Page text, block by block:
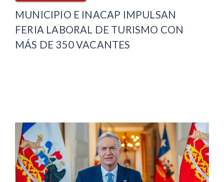
MUNICIPIO E INACAP IMPULSAN
FERIA LABORAL DE TURISMO CON
MÁS DE 350 VACANTES